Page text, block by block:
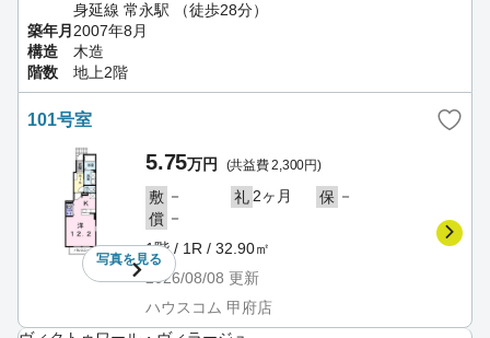
身延線 常永駅 （徒歩28分）
築年月 2007年8月
構造
木造
階数
地上2階
101号室
写真を見る
5.75万円 (共益費 2,300円)
敷 － 礼 2ヶ月 保 －
償 －
1階 / 1R / 32.90㎡
2026/08/08 更新
ハウスコム 甲府店